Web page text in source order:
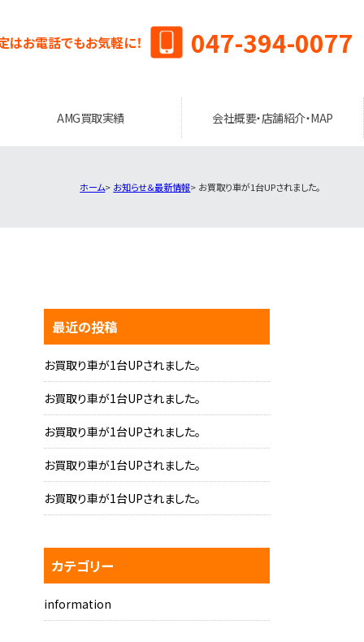
はお電話でもお気軽に！ 047-394-0077
AMG買取実績 会社概要・店舗紹介・MAP
ホーム お知らせ＆最新情報 お買取り車が1台UPされました。
最近の投稿
お買取り車が1台UPされました。
お買取り車が1台UPされました。
お買取り車が1台UPされました。
お買取り車が1台UPされました。
お買取り車が1台UPされました。
カテゴリー
information